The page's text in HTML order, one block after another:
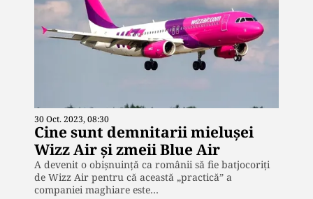
30 Oct. 2023, 08:30
Cine sunt demnitarii mielușei
Wizz Air și zmeii Blue Air
A devenit o obișnuință ca românii să fie batjocoriți
de Wizz Air pentru că această „practică” a
companiei maghiare este…